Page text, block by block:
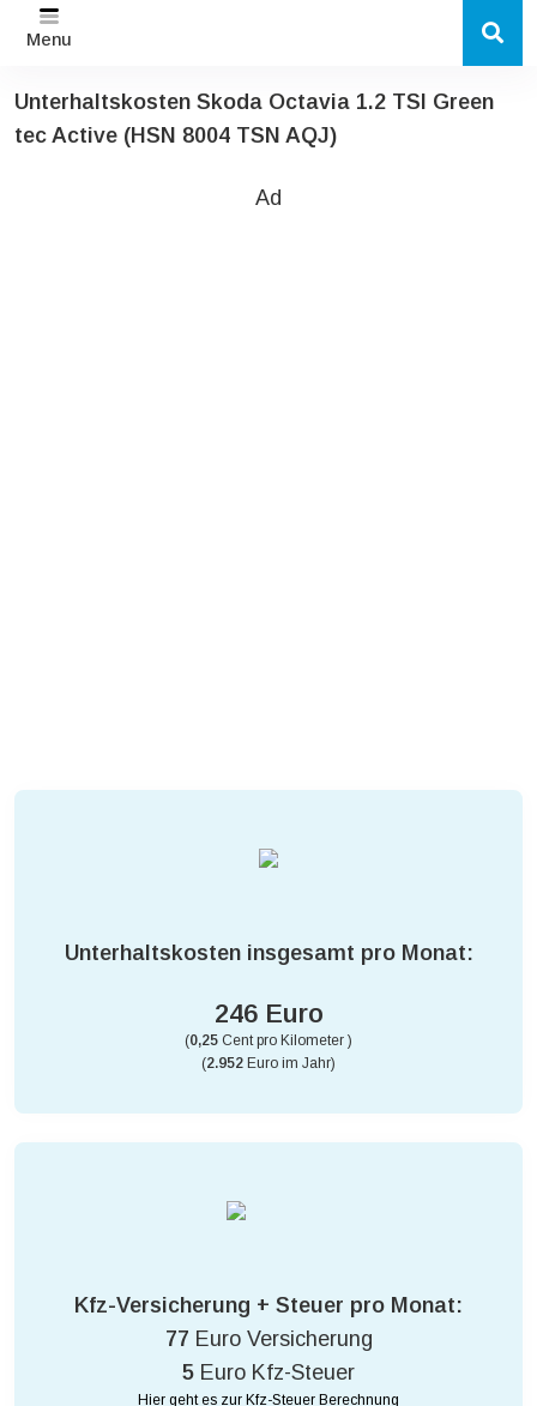
Menu
Unterhaltskosten Skoda Octavia 1.2 TSI Green
tec Active (HSN 8004 TSN AQJ)
Ad
Unterhaltskosten insgesamt pro Monat:
246 Euro
(0,25 Cent pro Kilometer )
(2.952 Euro im Jahr)
Kfz-Versicherung + Steuer pro Monat:
77 Euro Versicherung
5 Euro Kfz-Steuer
Hier geht es zur Kfz-Steuer Berechnung